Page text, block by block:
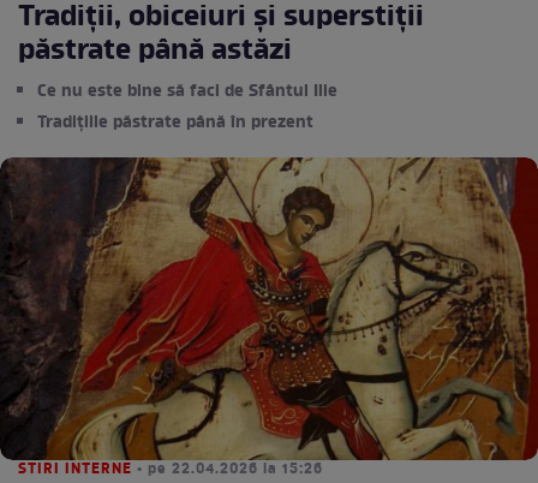
Tradiții, obiceiuri și superstiții
păstrate până astăzi
Ce nu este bine să faci de Sfântul Ilie
Tradițiile păstrate până în prezent
STIRI INTERNE • pe 22.04.2026 la 15:26